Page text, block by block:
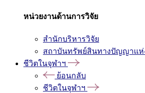
หน่วยงานด้านการวิจัย
สำนักบริหารวิจัย
สถาบันทรัพย์สินทางปัญญาแห่
ชีวิตในจุฬาฯ
ย้อนกลับ
ชีวิตในจุฬาฯ